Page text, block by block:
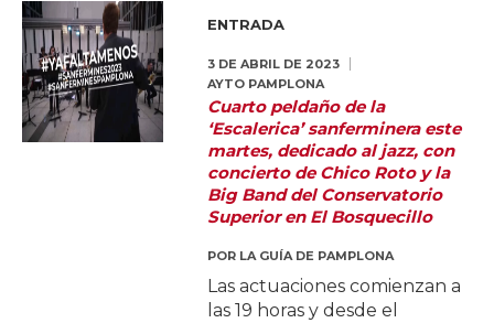
ENTRADA
3 DE ABRIL DE 2023
AYTO PAMPLONA
Cuarto peldaño de la
‘Escalerica’ sanferminera este
martes, dedicado al jazz, con
concierto de Chico Roto y la
Big Band del Conservatorio
Superior en El Bosquecillo
POR LA GUÍA DE PAMPLONA
Las actuaciones comienzan a
las 19 horas y desde el